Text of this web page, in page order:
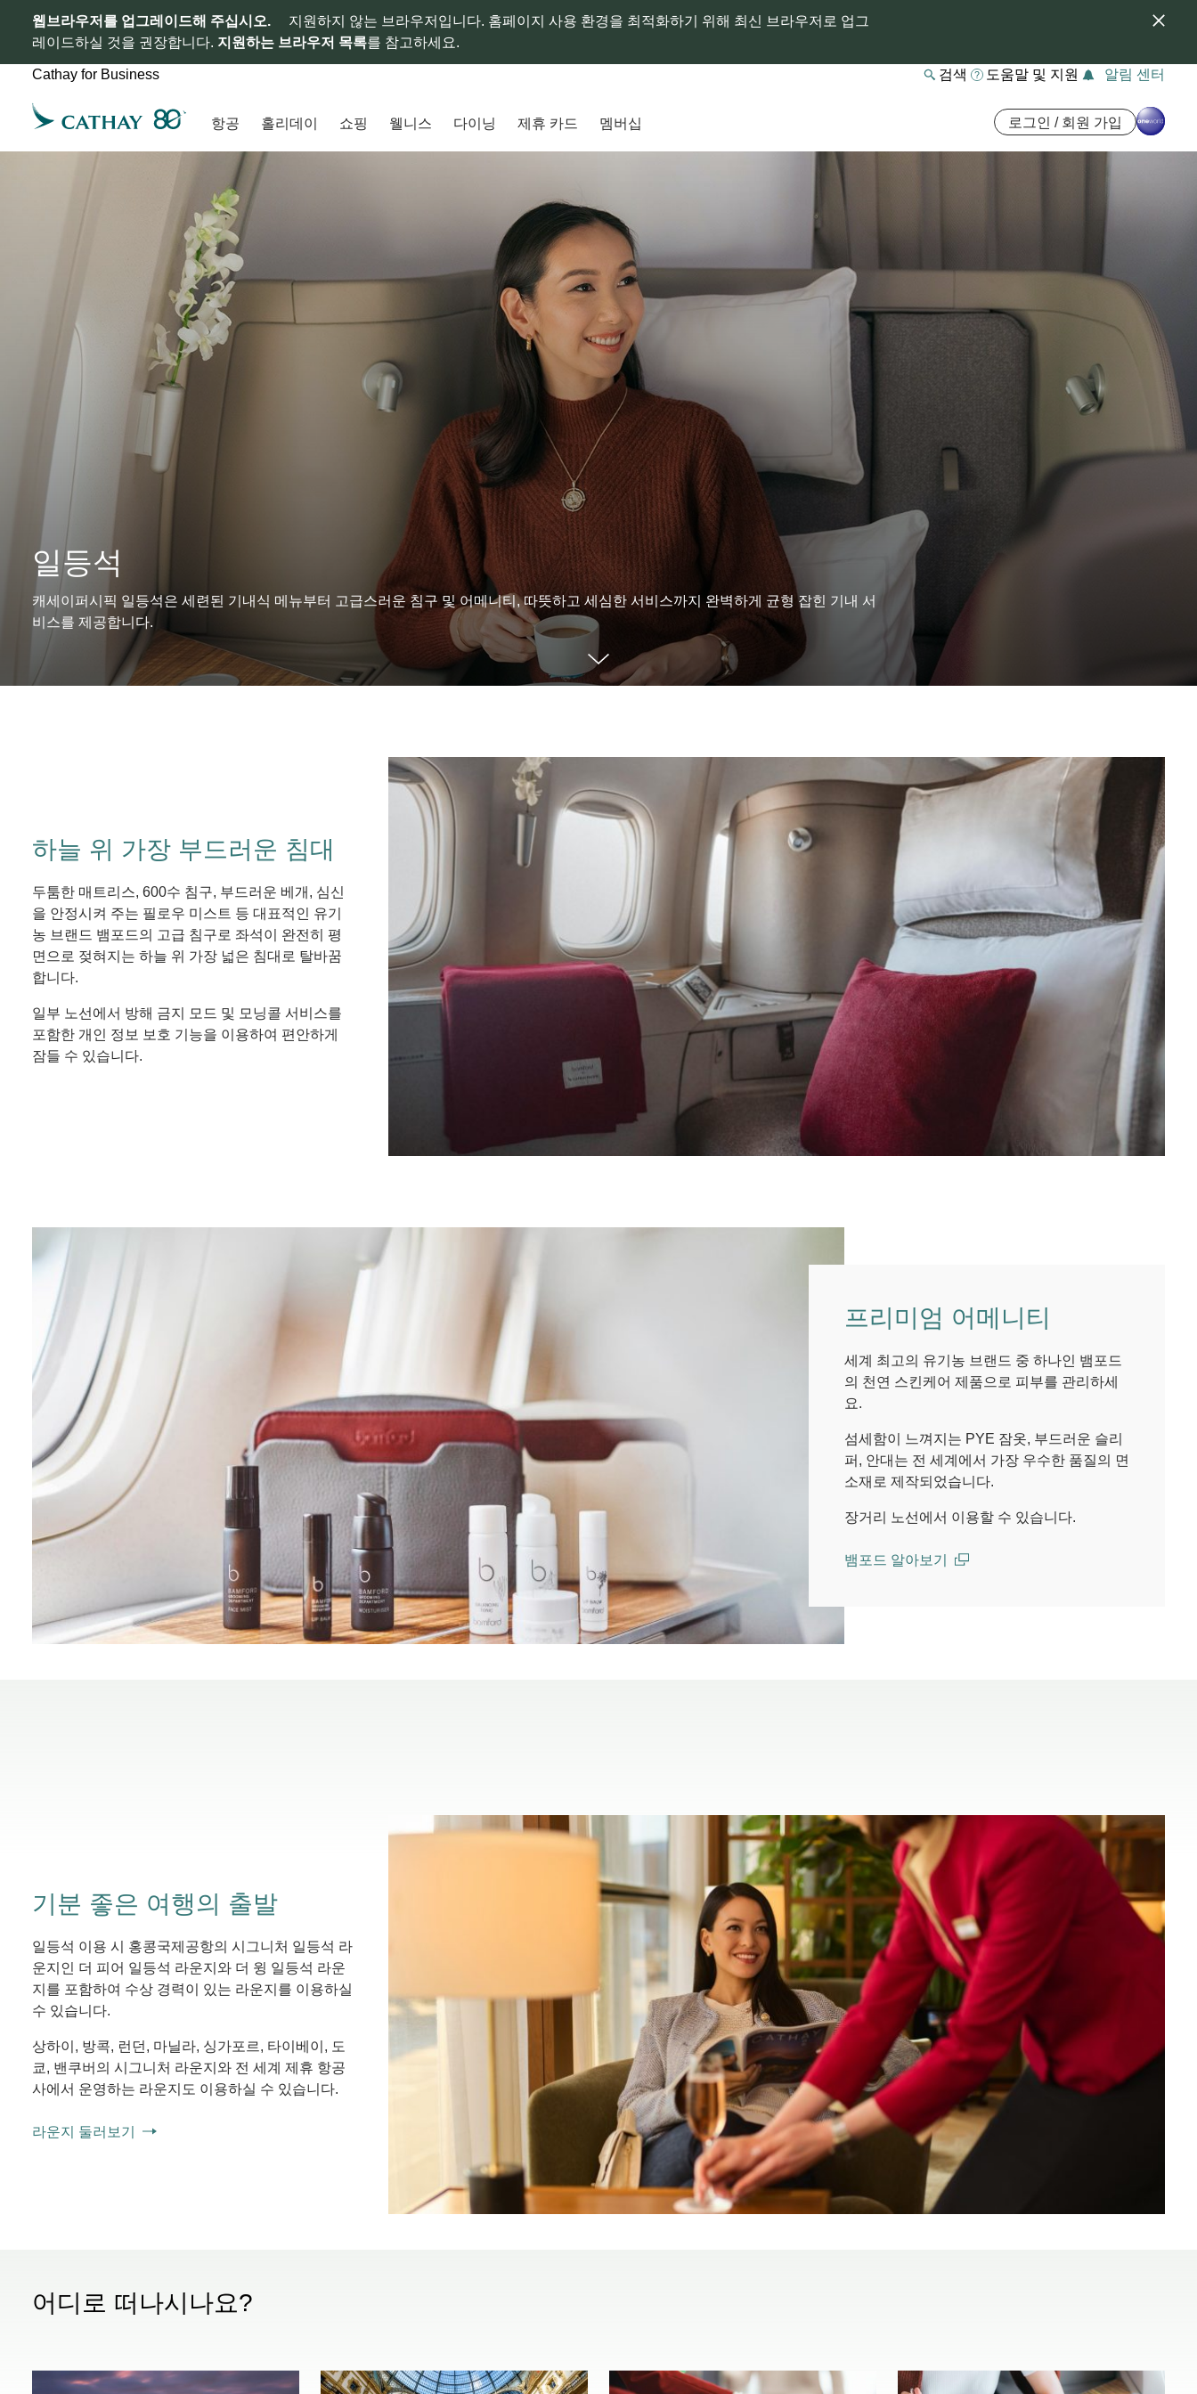
웹브라우저를 업그레이드해 주십시오.
지원하지 않는 브라우저입니다. 홈페이지 사용 환경을 최적화하기 위해 최신 브라우저로 업그
레이드하실 것을 권장합니다. 지원하는 브라우저 목록를 참고하세요.
Cathay for Business 검색 도움말 및 지원 알림 센터
항공 홀리데이 쇼핑 웰니스 다이닝 제휴 카드 멤버십 로그인 / 회원 가입
일등석
캐세이퍼시픽 일등석은 세련된 기내식 메뉴부터 고급스러운 침구 및 어메니티, 따뜻하고 세심한 서비스까지 완벽하게 균형 잡힌 기내 서
비스를 제공합니다.
하늘 위 가장 부드러운 침대
두툼한 매트리스, 600수 침구, 부드러운 베개, 심신
을 안정시켜 주는 필로우 미스트 등 대표적인 유기
농 브랜드 뱀포드의 고급 침구로 좌석이 완전히 평
면으로 젖혀지는 하늘 위 가장 넓은 침대로 탈바꿈
합니다.
일부 노선에서 방해 금지 모드 및 모닝콜 서비스를
포함한 개인 정보 보호 기능을 이용하여 편안하게
잠들 수 있습니다.
프리미엄 어메니티
세계 최고의 유기농 브랜드 중 하나인 뱀포드
의 천연 스킨케어 제품으로 피부를 관리하세
요.
섬세함이 느껴지는 PYE 잠옷, 부드러운 슬리
퍼, 안대는 전 세계에서 가장 우수한 품질의 면
소재로 제작되었습니다.
장거리 노선에서 이용할 수 있습니다.
뱀포드 알아보기
기분 좋은 여행의 출발
일등석 이용 시 홍콩국제공항의 시그니처 일등석 라
운지인 더 피어 일등석 라운지와 더 윙 일등석 라운
지를 포함하여 수상 경력이 있는 라운지를 이용하실
수 있습니다.
상하이, 방콕, 런던, 마닐라, 싱가포르, 타이베이, 도
쿄, 밴쿠버의 시그니처 라운지와 전 세계 제휴 항공
사에서 운영하는 라운지도 이용하실 수 있습니다.
라운지 둘러보기
어디로 떠나시나요?